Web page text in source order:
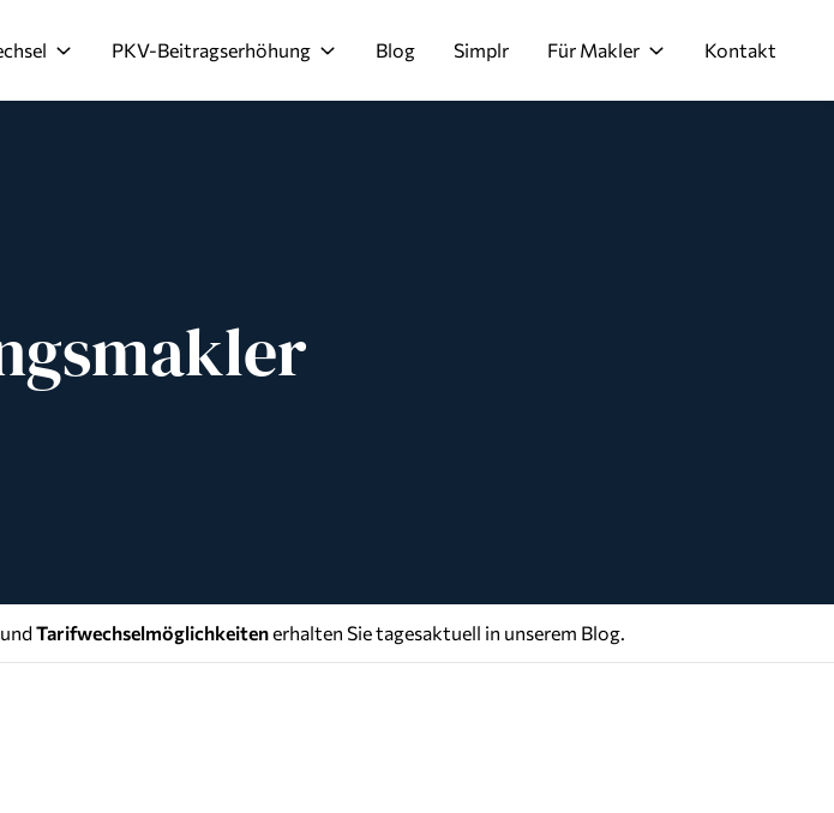
PKV-Beitragserhöhung Blog Simplr Für Makler Kontakt
undTarifwechselmöglichkeitenerhalten Sie tagesaktuell in unserem Blog.